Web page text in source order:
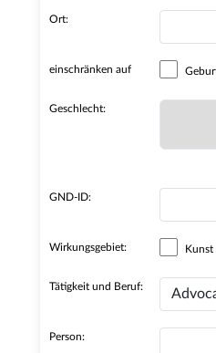
Ort:
einschränken auf
Geschlecht:
GND-ID:
Wirkungsgebiet: Kunst
Tätigkeit und Beruf:
Person: